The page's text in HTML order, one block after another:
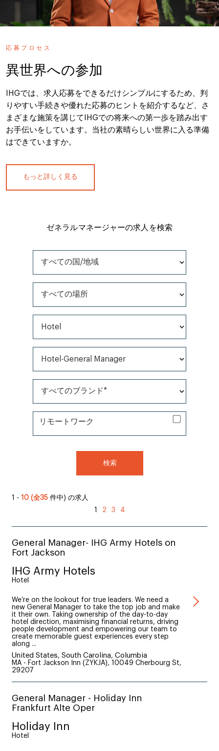
応募プロセス
異世界への参加
IHGでは、求人応募をできるだけシンプルにするため、判
りやすい手続きや優れた応募のヒントを紹介するなど、さ
まざまな施策を講じてIHGでの将来への第一歩を踏み出す
お手伝いをしています。当社の素晴らしい世界に入る準備
はできていますか。
もっと詳しく見る
ゼネラルマネージャーの求人を検索
すべての国/地域
すべての場所
すべてのブランド*
リモートワーク
リモートワーク
検索
1 - 10 (全35 件中) の求人
1
2 3 4
General Manager- IHG Army Hotels on
Fort Jackson
IHG Army Hotels
Hotel
We’re on the lookout for true leaders. We need a
new General Manager to take the top job and make
it their own. Taking ownership of the day-to-day
hotel direction, maximising financial returns, driving
people development and empowering our team to
create memorable guest experiences every step
along ...
United States, South Carolina, Columbia
MA - Fort Jackson Inn (ZYKJA), 10049 Cherbourg St,
29207
General Manager - Holiday Inn
Frankfurt Alte Oper
Holiday Inn
Hotel